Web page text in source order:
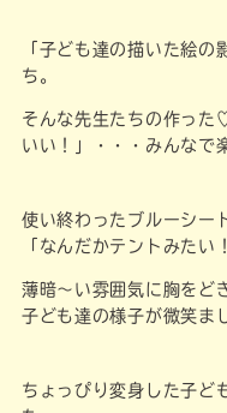
「子ども達の描いた絵の
ち。
そんな先生たちの作った
いい！」・・・みんなで
使い終わったブルーシー
「なんだかテントみたい
薄暗～い雰囲気に胸をど
子ども達の様子が微笑ま
ちょっぴり変身した子ど